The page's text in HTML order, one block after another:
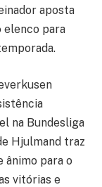
aposta
elenco para
na Bundesliga
Hjulmand traz
ânimo para o
vitórias e